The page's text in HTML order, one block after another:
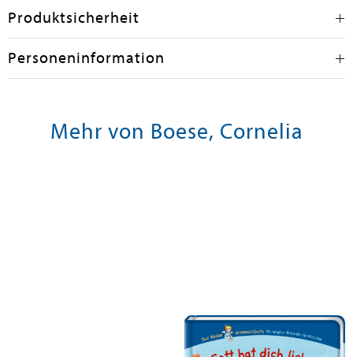
Produktsicherheit
Personeninformation
Mehr von Boese, Cornelia